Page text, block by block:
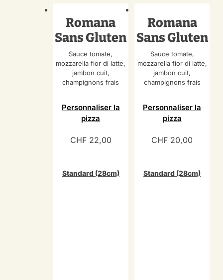
Romana
Sans Gluten
Sauce tomate,
mozzarella fior di latte,
jambon cuit,
champignons frais
Personnaliser la
pizza
CHF22,00
Standard (28cm)
Romana
Sans Gluten
Sauce tomate,
mozzarella fior di latte,
jambon cuit,
champignons frais
Personnaliser la
pizza
CHF 20,00
Standard (28cm)